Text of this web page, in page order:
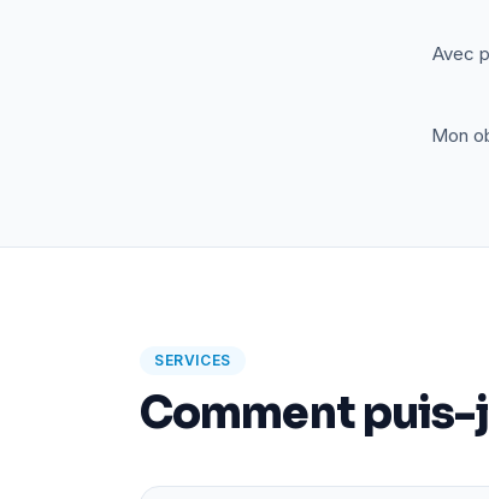
Avec
Mon
SERVICES
Comment puis-